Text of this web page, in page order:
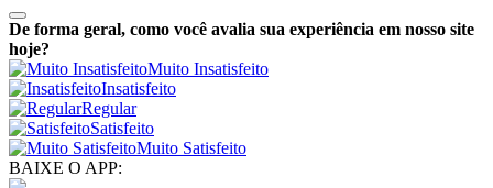
De forma geral, como você avalia sua experiência em nosso site
hoje?
Muito Insatisfeito
Insatisfeito
Regular
Satisfeito
Muito Satisfeito
BAIXE O APP: